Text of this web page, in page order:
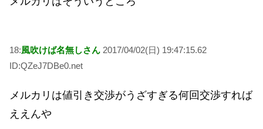
18:風吹けば名無しさん 2017/04/02(日) 19:47:15.62
ID:QZeJ7DBe0.net
メルカリは値引き交渉がうざすぎる何回交渉すれば
ええんや